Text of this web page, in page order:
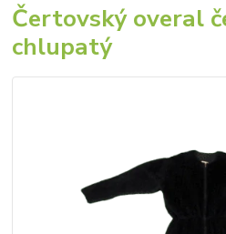
Čertovský overal
chlupatý